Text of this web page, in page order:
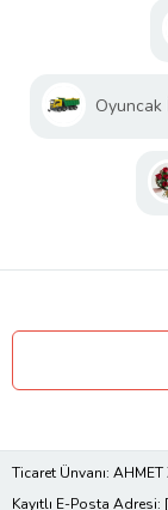
Oyuncak
Ticaret Ünvanı: AHMET
Kayıtlı E-Posta Adresi: